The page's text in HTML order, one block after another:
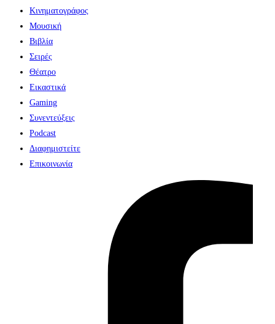
Κινηματογράφος
Μουσική
Βιβλία
Σειρές
Θέατρο
Εικαστικά
Gaming
Συνεντεύξεις
Podcast
Διαφημιστείτε
Επικοινωνία